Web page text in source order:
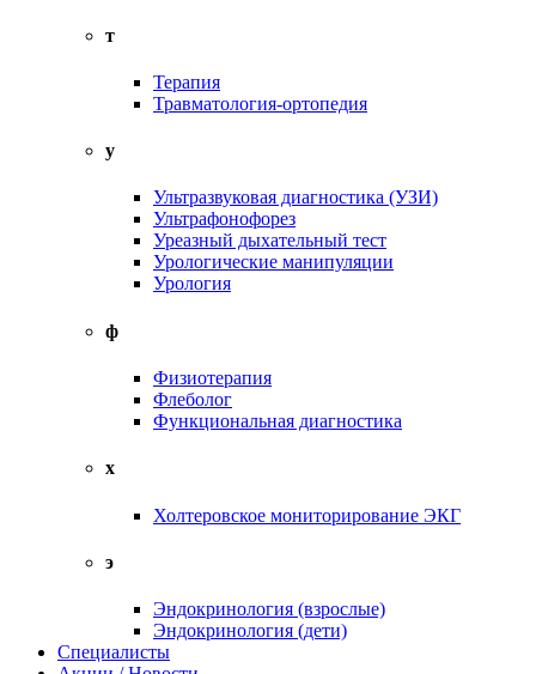
т
Терапия
Травматология-ортопедия
у
Ультразвуковая диагностика (УЗИ)
Ультрафонофорез
Уреазный дыхательный тест
Урологические манипуляции
Урология
ф
Физиотерапия
Флеболог
Функциональная диагностика
х
Холтеровское мониторирование ЭКГ
э
Эндокринология (взрослые)
Эндокринология (дети)
Специалисты